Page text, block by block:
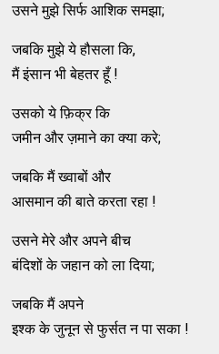
उसने मुझे सिर्फ आशिक समझा;
जबकि मुझे ये हौसला कि,
मैं इंसान भी बेहतर हूँ !
उसको ये फ़िक्र कि
जमीन और ज़माने का क्या करे;
जबकि मैं ख्वाबों और
आसमान की बाते करता रहा !
उसने मेरे और अपने बीच
बंदिशों के जहान को ला दिया;
जबकि मैं अपने
इश्क के जुनून से फुर्सत न पा सका !